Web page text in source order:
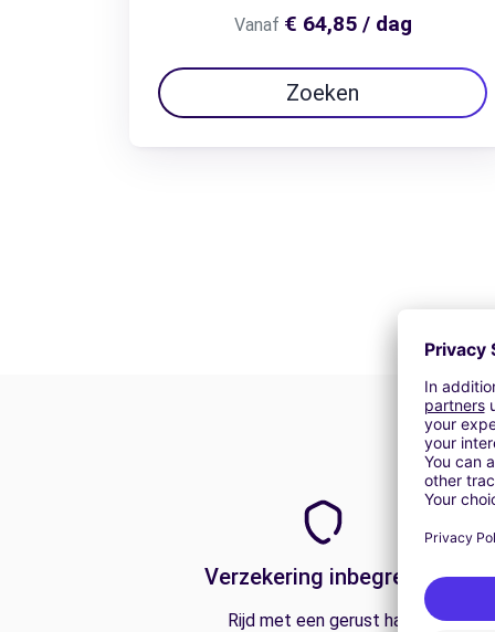
Vanaf € 64,85 / dag
Zoeken
Verzekering inbegrepen
Rijd met een gerust hart.